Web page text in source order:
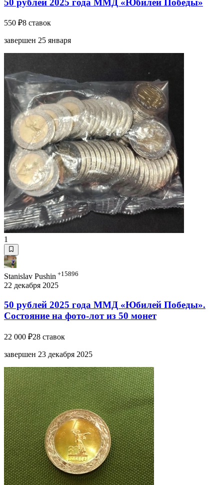
50 рублей 2025 года ММД «Юбилей Победы»
550 ₽8 ставок
завершен 25 января
1
Stanislav Pushin +15896
22 декабря 2025
50 рублей 2025 года ММД «Юбилей Победы».
Состояние на фото-лот из 50 монет
22 000 ₽28 ставок
завершен 23 декабря 2025